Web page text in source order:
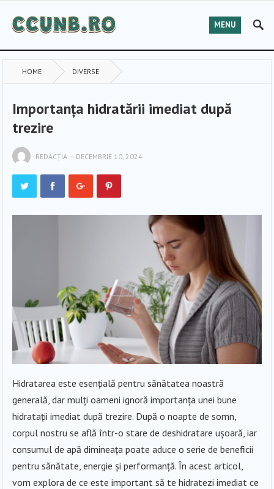
MENU
HOME DIVERSE
Importanța hidratării imediat după
trezire
REDACȚIA — DECEMBRIE 10, 2024
Hidratarea este esențială pentru sănătatea noastră
generală, dar mulți oameni ignoră importanța unei bune
hidratații imediat după trezire. După o noapte de somn,
corpul nostru se află într-o stare de deshidratare ușoară, iar
consumul de apă dimineața poate aduce o serie de beneficii
pentru sănătate, energie și performanță. În acest articol,
vom explora de ce este important să te hidratezi imediat ce